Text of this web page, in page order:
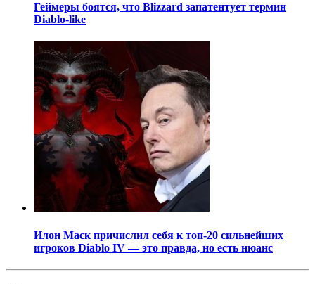
Геймеры боятся, что Blizzard запатентует термин
Diablo-like
Илон Маск причислил себя к топ-20 сильнейших
игроков Diablo IV — это правда, но есть нюанс